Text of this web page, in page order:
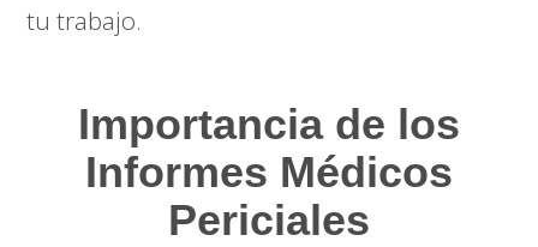
tu trabajo.
Importancia de los
Informes Médicos
Periciales